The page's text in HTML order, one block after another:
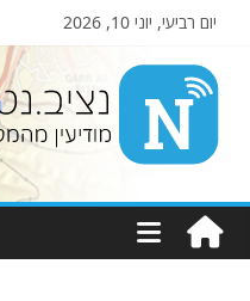
יום רביעי, יוני 10, 2026
Nziv.net
מודיעין
מהמקורות